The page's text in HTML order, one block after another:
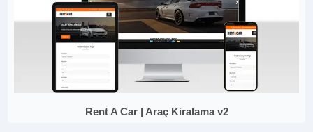
Rent A Car | Araç Kiralama v2